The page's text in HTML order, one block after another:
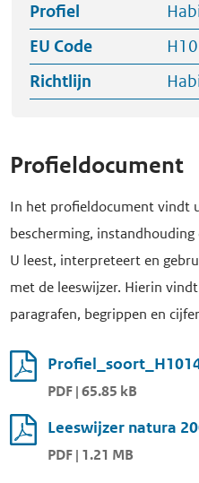
Profiel
EU Code
Richtlijn
Profieldocument
In het profieldocument vindt
bescherming,
U leest, interpreteert en
met de leeswijzer. Hierin
paragrafen, begrippen en
PDF | 65.85 kB
Leeswijzer natura
PDF | 1.21 MB